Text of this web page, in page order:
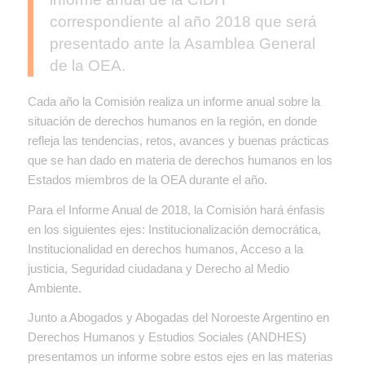
correspondiente al año 2018 que será
presentado ante la Asamblea General
de la OEA.
Cada año la Comisión realiza un informe anual sobre la
situación de derechos humanos en la región, en donde
refleja las tendencias, retos, avances y buenas prácticas
que se han dado en materia de derechos humanos en los
Estados miembros de la OEA durante el año.
Para el Informe Anual de 2018, la Comisión hará énfasis
en los siguientes ejes: Institucionalización democrática,
Institucionalidad en derechos humanos, Acceso a la
justicia, Seguridad ciudadana y Derecho al Medio
Ambiente.
Junto a Abogados y Abogadas del Noroeste Argentino en
Derechos Humanos y Estudios Sociales (ANDHES)
presentamos un informe sobre estos ejes en las materias